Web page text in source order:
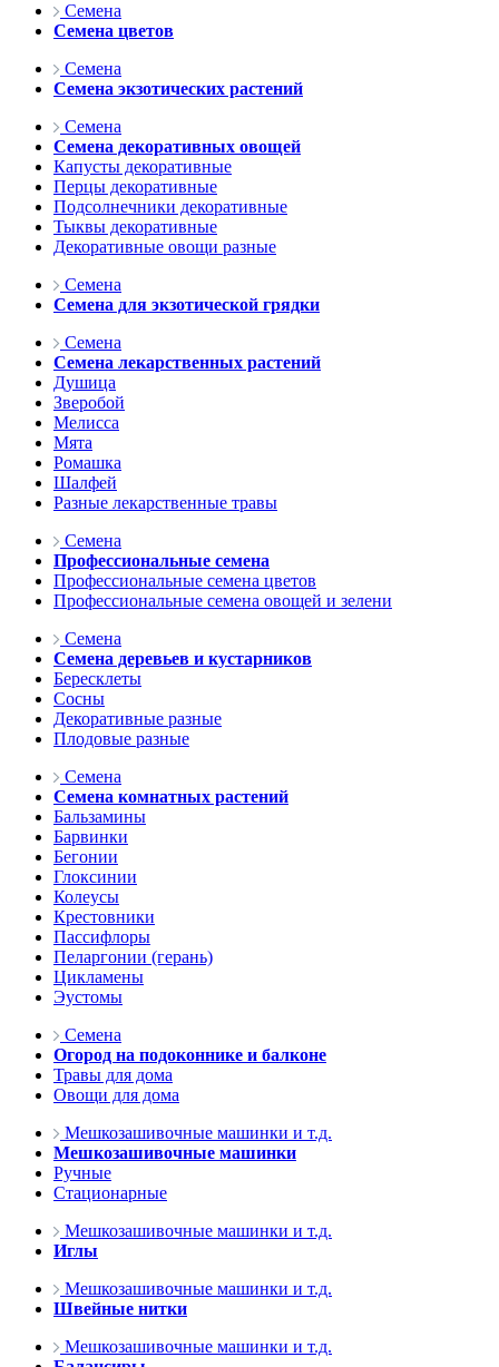
Семена
Семена цветов
Семена
Семена экзотических растений
Семена
Семена декоративных овощей
Капусты декоративные
Перцы декоративные
Подсолнечники декоративные
Тыквы декоративные
Декоративные овощи разные
Семена
Семена для экзотической грядки
Семена
Семена лекарственных растений
Душица
Зверобой
Мелисса
Мята
Ромашка
Шалфей
Разные лекарственные травы
Семена
Профессиональные семена
Профессиональные семена цветов
Профессиональные семена овощей и зелени
Семена
Семена деревьев и кустарников
Бересклеты
Сосны
Декоративные разные
Плодовые разные
Семена
Семена комнатных растений
Бальзамины
Барвинки
Бегонии
Глоксинии
Колеусы
Крестовники
Пассифлоры
Пеларгонии (герань)
Цикламены
Эустомы
Семена
Огород на подоконнике и балконе
Травы для дома
Овощи для дома
Мешкозашивочные машинки и т.д.
Мешкозашивочные машинки
Ручные
Стационарные
Мешкозашивочные машинки и т.д.
Иглы
Мешкозашивочные машинки и т.д.
Швейные нитки
Мешкозашивочные машинки и т.д.